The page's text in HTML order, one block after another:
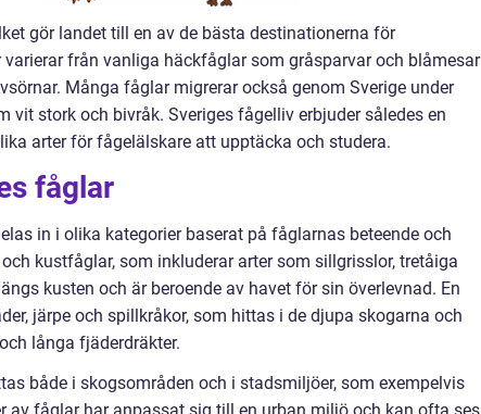
gör landet till en av de bästa destinationerna för
från vanliga häckfåglar som gråsparvar och blåmesar
Många fåglar migrerar också genom Sverige under
vit stork och bivråk. Sveriges fågelliv erbjuder således en
arter för fågelälskare att upptäcka och studera.
fåglar
in i olika kategorier baserat på fåglarnas beteende och
kustfåglar, som inkluderar arter som sillgrisslor, tretåiga
kusten och är beroende av havet för sin överlevnad. En
järpe och spillkråkor, som hittas i de djupa skogarna och
långa fjäderdräkter.
både i skogsområden och i stadsmiljöer, som exempelvis